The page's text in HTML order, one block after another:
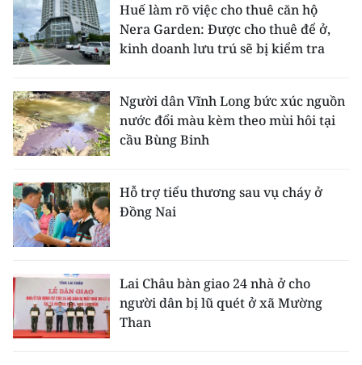
Huế làm rõ việc cho thuê căn hộ
Nera Garden: Được cho thuê để ở,
kinh doanh lưu trú sẽ bị kiểm tra
Người dân Vĩnh Long bức xúc nguồn
nước đổi màu kèm theo mùi hôi tại
cầu Bùng Binh
Hỗ trợ tiểu thương sau vụ cháy ở
Đồng Nai
Lai Châu bàn giao 24 nhà ở cho
người dân bị lũ quét ở xã Mường
Than